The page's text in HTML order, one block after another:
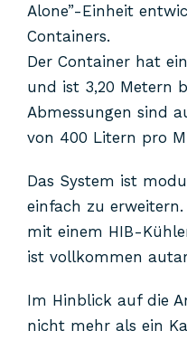
Alone”-Einheit
Containers.
Der Container hat
und ist 3,20 Metern
Abmessungen sind
von 400 Litern pro
Das System ist
einfach zu
mit einem HIB-
ist vollkommen
Im Hinblick auf die
nicht mehr als ein